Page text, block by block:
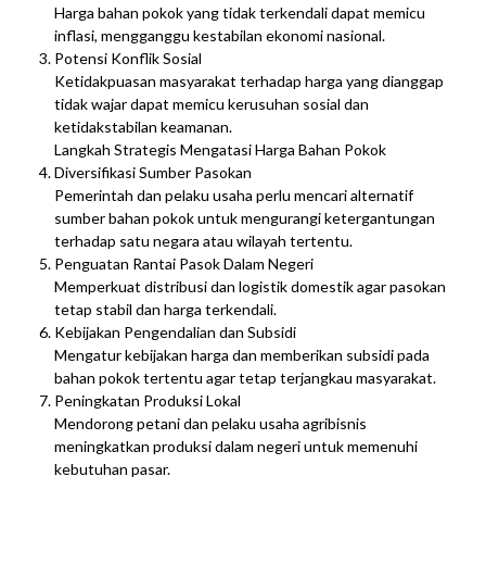
Harga bahan pokok yang tidak terkendali dapat memicu
inflasi, mengganggu kestabilan ekonomi nasional.
Potensi Konflik Sosial
Ketidakpuasan masyarakat terhadap harga yang dianggap
tidak wajar dapat memicu kerusuhan sosial dan
ketidakstabilan keamanan.
Langkah Strategis Mengatasi Harga Bahan Pokok
Diversifikasi Sumber Pasokan
Pemerintah dan pelaku usaha perlu mencari alternatif
sumber bahan pokok untuk mengurangi ketergantungan
terhadap satu negara atau wilayah tertentu.
Penguatan Rantai Pasok Dalam Negeri
Memperkuat distribusi dan logistik domestik agar pasokan
tetap stabil dan harga terkendali.
Kebijakan Pengendalian dan Subsidi
Mengatur kebijakan harga dan memberikan subsidi pada
bahan pokok tertentu agar tetap terjangkau masyarakat.
Peningkatan Produksi Lokal
Mendorong petani dan pelaku usaha agribisnis
meningkatkan produksi dalam negeri untuk memenuhi
kebutuhan pasar.